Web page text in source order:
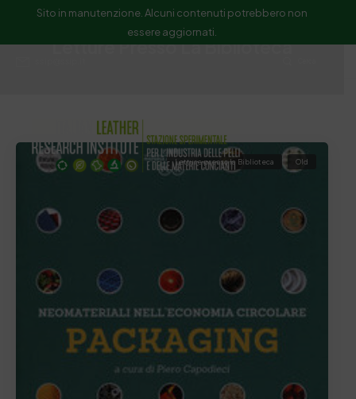
Sito in manutenzione. Alcuni contenuti potrebbero non
essere aggiornati.
Letture Presso La Biblioteca
Letture presso la Biblioteca Old